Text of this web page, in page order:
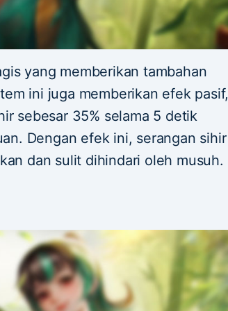
yang memberikan tambahan
ini juga memberikan efek pasif,
sebesar 35% selama 5 detik
Dengan efek ini, serangan sihir
dan sulit dihindari oleh musuh.